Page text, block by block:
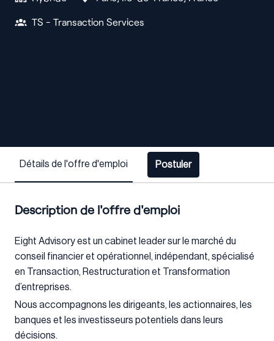
TS - Transaction Services
Détails de l'offre d'emploi Postuler
Description de l'offre d'emploi
Eight Advisory est un cabinet leader sur le marché du
conseil financier et opérationnel, indépendant, spécialisé
en Transaction, Restructuration et Transformation
d’entreprises.
Nous accompagnons les dirigeants, les actionnaires, les
banques et les investisseurs potentiels dans leurs
décisions.